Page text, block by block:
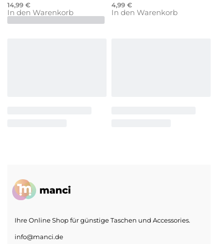
14,99 €
In den Warenkorb
4,99 €
In den Warenkorb
Ähnliche
-25% OFF
Super Umhängetasche
grau
In den Warenkorb In den Warenkorb